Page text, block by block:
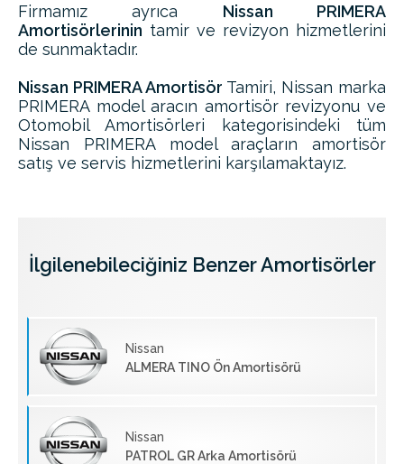
Firmamız ayrıca Nissan PRIMERA
Amortisörlerinin tamir ve revizyon hizmetlerini
de sunmaktadır.
Nissan PRIMERA Amortisör Tamiri, Nissan marka
PRIMERA model aracın amortisör revizyonu ve
Otomobil Amortisörleri kategorisindeki tüm
Nissan PRIMERA model araçların amortisör
satış ve servis hizmetlerini karşılamaktayız.
İlgilenebileciğiniz Benzer Amortisörler
Nissan
ALMERA TINO Ön Amortisörü
Nissan
PATROL GR Arka Amortisörü